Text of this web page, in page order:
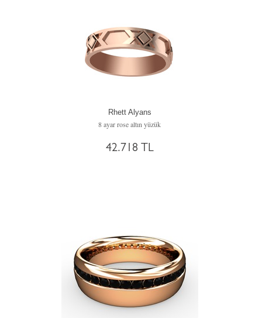
Rhett Alyans
8 ayar rose altın yüzük
42.718 TL